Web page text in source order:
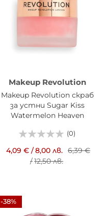
Makeup Revolution
Makeup Revolution скраб
за устни Sugar Kiss
Watermelon Heaven
(0)
4,09 € /8,00 лв. 6,39 €
/12,50 лв.
-38%